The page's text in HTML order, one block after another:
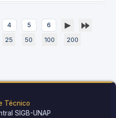
4 5 6
25 50 100 200
Técnico
SIGB-UNAP